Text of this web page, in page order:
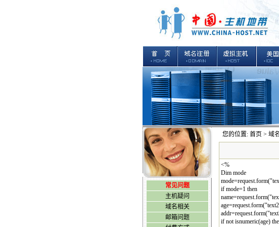
常见问题
主机疑问
域名相关
邮箱问题
您的位置: 首页 > 域
<%
Dim mode
if mode=1 then
if not isnumeric(age)